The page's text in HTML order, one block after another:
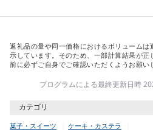
返礼品の量や同一価格におけるボリューム
示しています。そのため、一部計算結果が
前に必ずご自身でご確認いただくようお願い
プログラムによる最終更新日時
カテゴリ
菓子・スイーツ ケーキ・カステラ